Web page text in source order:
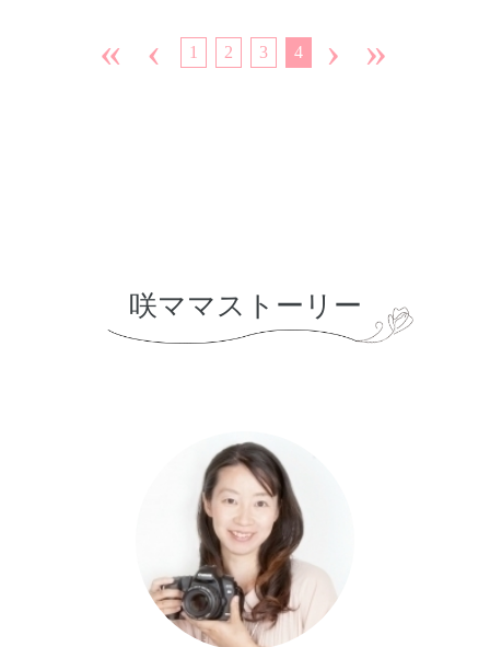
〈子育て世代〜リタイア世代までの節約・貯蓄勉強会の主
催〉〈人間関係をよくするシェア会〉をしています。
« ‹ 1 2 3 4 › »
咲ママストーリー